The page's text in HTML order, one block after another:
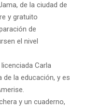
de la ciudad de
y gratuito
de
el nivel
Carla
la educación, y es
y un cuaderno,